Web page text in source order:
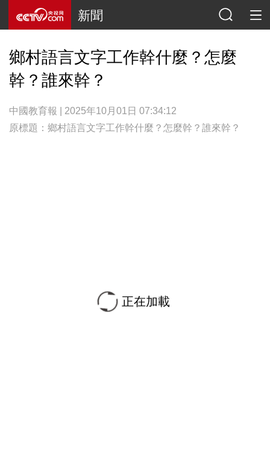
新聞
鄉村語言文字工作幹什麼？怎麼
幹？誰來幹？
中國教育報 | 2025年10月01日 07:34:12
原標題：鄉村語言文字工作幹什麼？怎麼幹？誰來幹？
正在加載